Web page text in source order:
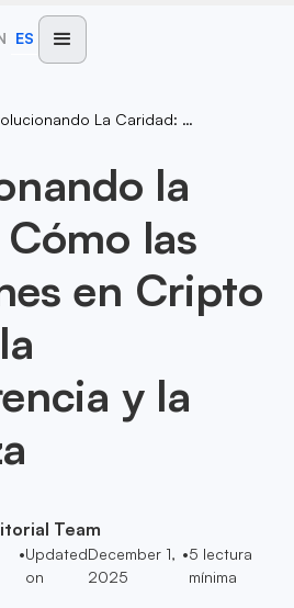
ES
Revolucionando La Caridad: Cómo Las Donaciones En Cripto Mejoran La Transparencia Y La Confianza
la
las
en Cripto
y la
Team
•Updated
on
December 1,
2025
•5 lectura
mínima